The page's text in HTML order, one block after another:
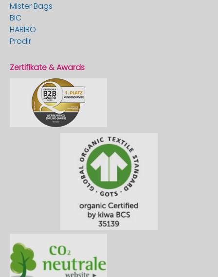
Mister Bags
BIC
HARIBO
Prodir
Zertifikate & Awards